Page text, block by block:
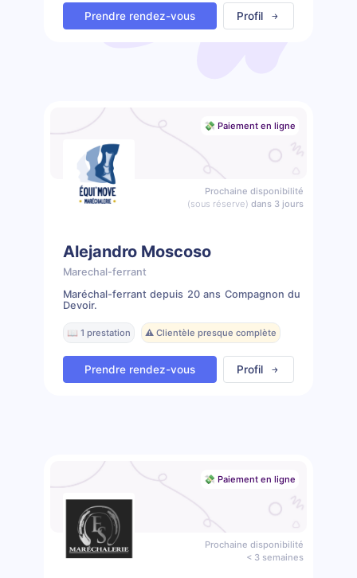
Prendre rendez-vous Profil
💸 Paiement en ligne
Prochaine disponibilité
(sous réserve) dans 3 jours
Alejandro Moscoso
Marechal-ferrant
Maréchal-ferrant depuis 20 ans Compagnon du
Devoir.
📖 1 prestation ⚠️ Clientèle presque complète
Prendre rendez-vous Profil
💸 Paiement en ligne
Prochaine disponibilité
< 3 semaines